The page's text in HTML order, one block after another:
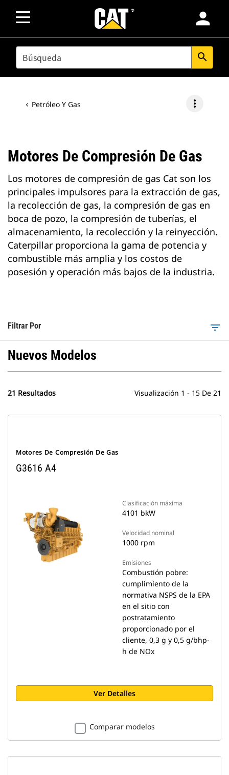
person
SEARCH search
Petróleo Y Gas more_vert
Motores De Compresión De Gas
Los motores de compresión de gas Cat son los
principales impulsores para la extracción de gas,
la recolección de gas, la compresión de gas en
boca de pozo, la compresión de tuberías, el
almacenamiento, la recolección y la reinyección.
Caterpillar proporciona la gama de potencia y
combustible más amplia y los costos de
posesión y operación más bajos de la industria.
Filtrar Por filter_list
Nuevos Modelos
21 Resultados Visualización 1 - 15 De 21
Motores De Compresión De Gas
G3616 A4
Clasificación máxima
4101 bkW
Velocidad nominal
1000 rpm
Emisiones
Combustión pobre:
cumplimiento de la
normativa NSPS de la EPA
en el sitio con
postratamiento
proporcionado por el
cliente, 0,3 g y 0,5 g/bhp-
h de NOx
Ver Detalles
Comparar modelos